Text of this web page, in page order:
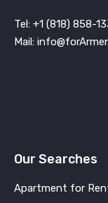
Tel: +1 (818) 858-
Mail:
Our Searches
Apartment for